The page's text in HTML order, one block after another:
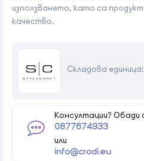
използването, като са
качество.
Складова единица:
Консултации? Обади
0877674933
или
info@crodi.eu